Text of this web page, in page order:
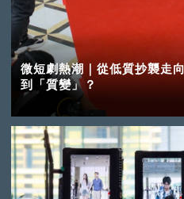
微短劇熱潮｜從低質抄襲走
到「質變」？